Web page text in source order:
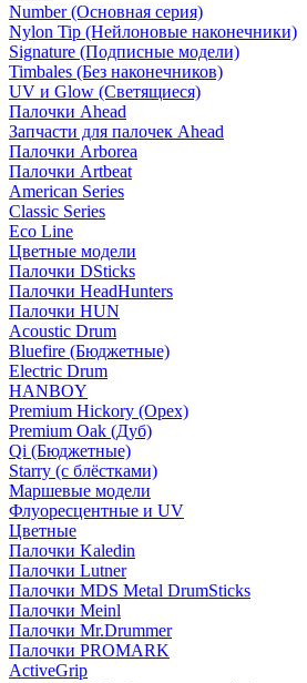
Number (Основная серия)
Nylon Tip (Нейлоновые наконечники)
Signature (Подписные модели)
Timbales (Без наконечников)
UV и Glow (Светящиеся)
Палочки Ahead
Запчасти для палочек Ahead
Палочки Arborea
Палочки Artbeat
American Series
Classic Series
Eco Line
Цветные модели
Палочки DSticks
Палочки HeadHunters
Палочки HUN
Acoustic Drum
Bluefire (Бюджетные)
Electric Drum
HANBOY
Premium Hickory (Орех)
Premium Oak (Дуб)
Qi (Бюджетные)
Starry (с блёстками)
Маршевые модели
Флуоресцентные и UV
Цветные
Палочки Kaledin
Палочки Lutner
Палочки MDS Metal DrumSticks
Палочки Meinl
Палочки Mr.Drummer
Палочки PROMARK
ActiveGrip